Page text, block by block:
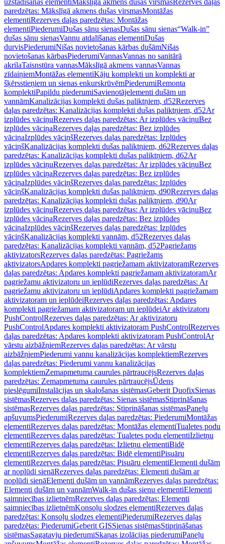
uzstādīšanas elementiMākslīgā akmens dušas virsmasRezerves daļas
paredzētas: Mākslīgā akmens dušas virsmasMontāžas
elementiRezerves daļas paredzētas: Montāžas
elementiPiederumiDušas sānu sienasDušas sānu sienas“Walk-in”
dušas sānu sienasVannu atdalīšanas elementiDušas
durvisPiederumiNišas novietošanas kārbas dušāmNišas
novietošanas kārbasPiederumiVannasVannas no sanitārā
akrilaTaisnstūra vannasMākslīgā akmens vannasVannas
zīdaiņiemMontāžas elementiKāju komplekti un komplekti ar
šķērsstieņiem un sienas enkurskrūvēmPiederumiRemonta
komplektiPapildu piederumiSavienotājelementi dušām un
vannāmKanalizācijas komplekti dušas paliktņiem, d52Rezerves
daļas paredzētas: Kanalizācijas komplekti dušas paliktņiem, d52Ar
izplūdes vāciņuRezerves daļas paredzētas: Ar izplūdes vāciņuBez
izplūdes vāciņaRezerves daļas paredzētas: Bez izplūdes
vāciņaIzplūdes vāciņšRezerves daļas paredzētas: Izplūdes
vāciņšKanalizācijas komplekti dušas paliktņiem, d62Rezerves daļas
paredzētas: Kanalizācijas komplekti dušas paliktņiem, d62Ar
izplūdes vāciņuRezerves daļas paredzētas: Ar izplūdes vāciņuBez
izplūdes vāciņaRezerves daļas paredzētas: Bez izplūdes
vāciņaIzplūdes vāciņšRezerves daļas paredzētas: Izplūdes
vāciņšKanalizācijas komplekti dušas paliktņiem, d90Rezerves daļas
paredzētas: Kanalizācijas komplekti dušas paliktņiem, d90Ar
izplūdes vāciņuRezerves daļas paredzētas: Ar izplūdes vāciņuBez
izplūdes vāciņaRezerves daļas paredzētas: Bez izplūdes
vāciņaIzplūdes vāciņšRezerves daļas paredzētas: Izplūdes
vāciņšKanalizācijas komplekti vannām, d52Rezerves daļas
paredzētas: Kanalizācijas komplekti vannām, d52Pagriežams
aktivizatorsRezerves daļas paredzētas: Pagriežams
aktivizatorsApdares komplekti pagriežamam aktivizatoramRezerves
daļas paredzētas: Apdares komplekti pagriežamam aktivizatoramAr
pagriežamu aktivizatoru un ieplūdiRezerves daļas paredzētas: Ar
pagriežamu aktivizatoru un ieplūdiApdares komplekti pagriežamam
aktivizatoram un ieplūdeiRezerves daļas paredzētas: Apdares
komplekti pagriežamam aktivizatoram un ieplūdeiAr aktivizatoru
PushControlRezerves daļas paredzētas: Ar aktivizatoru
PushControlApdares komplekti aktivizatoram PushControlRezerves
daļas paredzētas: Apdares komplekti aktivizatoram PushControlAr
vārstu aizbāžņiemRezerves daļas paredzētas: Ar vārstu
aizbāžņiemPiederumi vannu kanalizācijas komplektiemRezerves
daļas paredzētas: Piederumi vannu kanalizācijas
komplektiemZemapmetuma caurules pārtraucējsRezerves daļas
paredzētas: Zemapmetuma caurules pārtraucējsŪdens
pieslēgumiInstalācijas un skalošanas sistēmasGeberit DuofixSienas
sistēmasRezerves daļas paredzētas: Sienas sistēmasStiprināšanas
sistēmasRezerves daļas paredzētas: Stiprināšanas sistēmasPaneļu
apšuvumsPiederumiRezerves daļas paredzētas: PiederumiMontāžas
elementiRezerves daļas paredzētas: Montāžas elementiTualetes podu
elementiRezerves daļas paredzētas: Tualetes podu elementiIzlietņu
elementiRezerves daļas paredzētas: Izlietņu elementiBidē
elementiRezerves daļas paredzētas: Bidē elementiPisuāru
elementiRezerves daļas paredzētas: Pisuāru elementiElementi dušām
ar noplūdi sienāRezerves daļas paredzētas: Elementi dušām ar
noplūdi sienāElementi dušām un vannāmRezerves daļas paredzētas:
Elementi dušām un vannāmWalk-in dušas sienu elementiElementi
saimniecības izlietnēmRezerves daļas paredzētas: Elementi
saimniecības izlietnēmKonsoļu slodzes elementiRezerves daļas
paredzētas: Konsoļu slodzes elementiPiederumiRezerves daļas
paredzētas: PiederumiGeberit GISSienas sistēmasStiprināšanas
sistēmasSagatavju piederumiSkaņas izolācijas piederumiPaneļu